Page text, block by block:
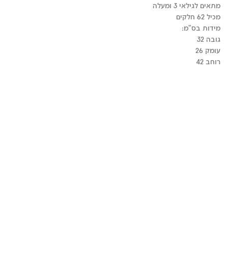
מתאים לגילאי 3 ומעלה
מכיל 62 חלקים
מידות בס”מ:
גובה 32
עומק 26
רוחב 42